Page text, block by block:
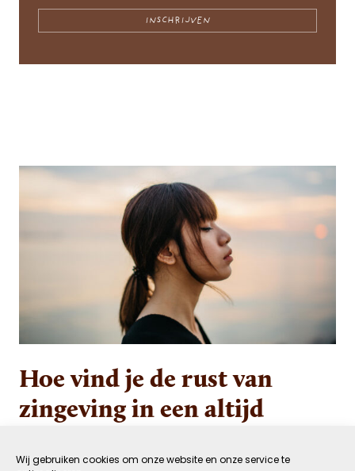
Wij gebruiken cookies om onze website en onze service te
Hoe vind je de rust van
zingeving in een altijd